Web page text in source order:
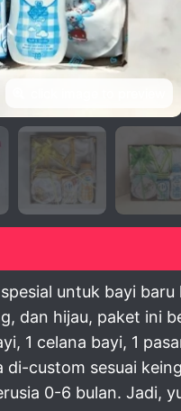
untuk bayi
dan hijau, paket ini
1 celana bayi, 1
di-custom sesuai
0-6 bulan. Jadi,